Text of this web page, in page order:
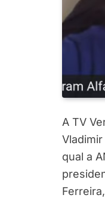
A TV
qual a